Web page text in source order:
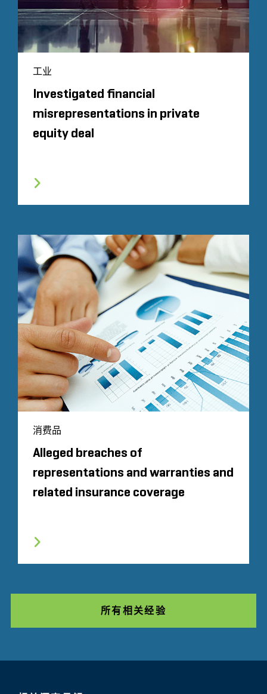
工业
Investigated financial
misrepresentations in private
equity deal
消费品
Alleged breaches of
representations and warranties and
related insurance coverage
所有相关经验